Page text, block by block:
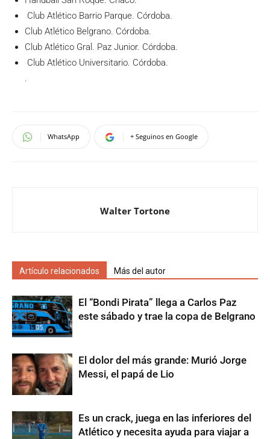
Club Atlético Barrio Parque. Córdoba.
Club Atlético Belgrano. Córdoba.
Club Atlético Gral. Paz Junior. Córdoba.
Club Atlético Universitario. Córdoba.
.
WhatsApp + Seguinos en Google
Walter Tortone
Artículo relacionados Más del autor
El “Bondi Pirata” llega a Carlos Paz
este sábado y trae la copa de Belgrano
El dolor del más grande: Murió Jorge
Messi, el papá de Lio
Es un crack, juega en las inferiores del
Atlético y necesita ayuda para viajar a